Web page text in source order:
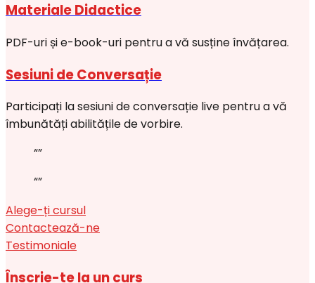
Materiale Didactice
PDF-uri și e-book-uri pentru a vă susține învățarea.
Sesiuni de Conversație
Participați la sesiuni de conversație live pentru a vă
îmbunătăți abilitățile de vorbire.
“”
“”
Alege-ți cursul
Contactează-ne
Testimoniale
Înscrie-te la un curs